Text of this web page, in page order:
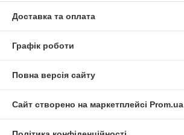
Доставка та оплата
Графік роботи
Повна версія сайту
Сайт створено на маркетплейсі Prom.ua